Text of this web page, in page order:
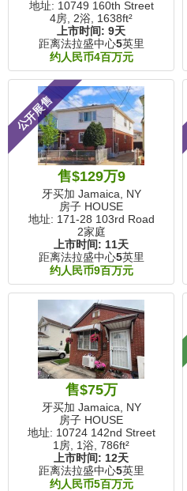
地址: 10749 160th Street
4房, 2浴, 1638ft²
上市时间: 9天
距离法拉盛中心5英里
约人民币4百万元
公开展售
售$129万9
牙买加 Jamaica, NY
房子 HOUSE
地址: 171-28 103rd Road
2家庭
上市时间: 11天
距离法拉盛中心5英里
约人民币9百万元
售$75万
牙买加 Jamaica, NY
房子 HOUSE
地址: 10724 142nd Street
1房, 1浴, 786ft²
上市时间: 12天
距离法拉盛中心5英里
约人民币5百万元